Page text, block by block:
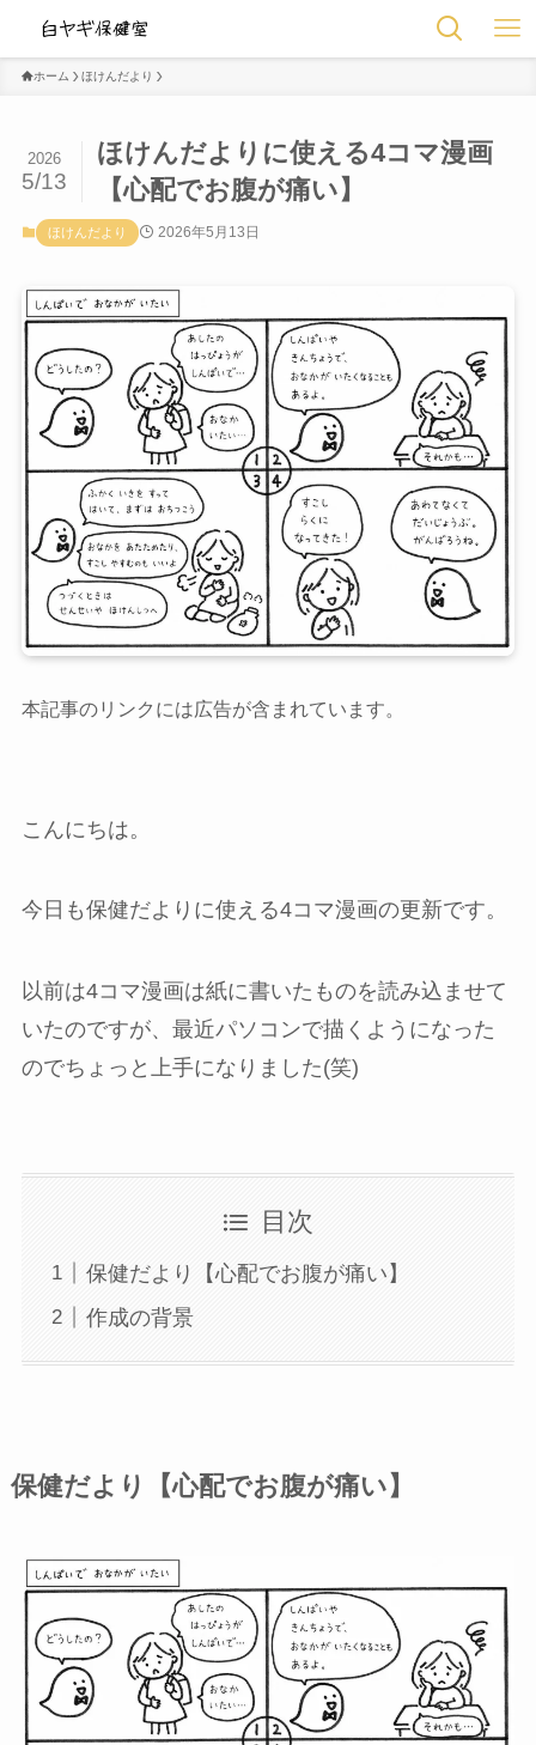
ホーム ほけんだより
ほけんだよりに使える4コマ漫画
【心配でお腹が痛い】
2026
5/13
ほけんだより 2026年5月13日
本記事のリンクには広告が含まれています。
こんにちは。
今日も保健だよりに使える4コマ漫画の更新です。
以前は4コマ漫画は紙に書いたものを読み込ませて
いたのですが、最近パソコンで描くようになった
のでちょっと上手になりました(笑)
目次
保健だより【心配でお腹が痛い】
作成の背景
保健だより【心配でお腹が痛い】